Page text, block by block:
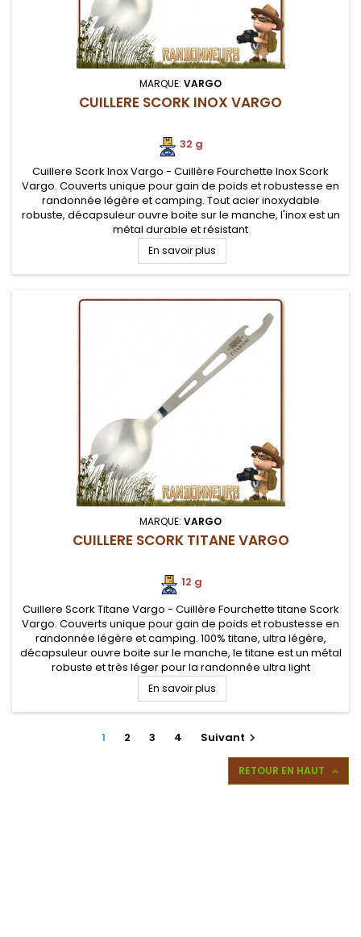
MARQUE: VARGO
CUILLERE SCORK INOX VARGO
32 g
Cuillere Scork Inox Vargo - Cuillère Fourchette Inox Scork
Vargo. Couverts unique pour gain de poids et robustesse en
randonnée légère et camping. Tout acier inoxydable
robuste, décapsuleur ouvre boite sur le manche, l'inox est un
métal durable et résistant
En savoir plus
MARQUE: VARGO
CUILLERE SCORK TITANE VARGO
12 g
Cuillere Scork Titane Vargo - Cuillère Fourchette titane Scork
Vargo. Couverts unique pour gain de poids et robustesse en
randonnée légère et camping. 100% titane, ultra légère,
décapsuleur ouvre boite sur le manche, le titane est un métal
robuste et très léger pour la randonnée ultra light
En savoir plus
1 2 3 4 Suivant 
RETOUR EN HAUT 